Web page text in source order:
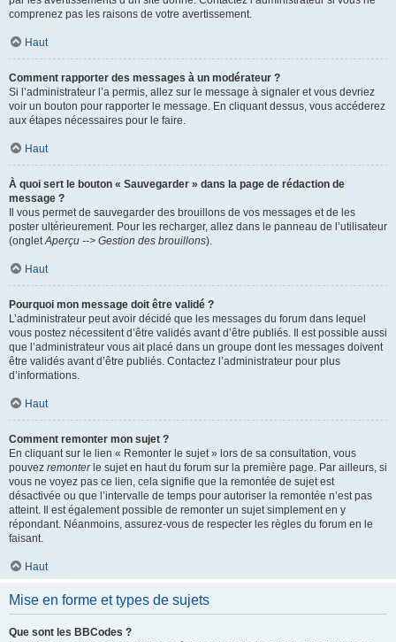
comprenez pas les raisons de votre avertissement.
Haut
Comment rapporter des messages à un modérateur ?
Si l’administrateur l’a permis, allez sur le message à signaler et vous devriez
voir un bouton pour rapporter le message. En cliquant dessus, vous accéderez
aux étapes nécessaires pour le faire.
Haut
À quoi sert le bouton « Sauvegarder » dans la page de rédaction de
message ?
Il vous permet de sauvegarder des brouillons de vos messages et de les
poster ultérieurement. Pour les recharger, allez dans le panneau de l’utilisateur
(ongletAperçu --> Gestion des brouillons).
Haut
Pourquoi mon message doit être validé ?
L’administrateur peut avoir décidé que les messages du forum dans lequel
vous postez nécessitent d’être validés avant d’être publiés. Il est possible aussi
que l’administrateur vous ait placé dans un groupe dont les messages doivent
être validés avant d’être publiés. Contactez l’administrateur pour plus
d’informations.
Haut
Comment remonter mon sujet ?
En cliquant sur le lien « Remonter le sujet » lors de sa consultation, vous
pouvez remonterle sujet en haut du forum sur la première page. Par ailleurs, si
vous ne voyez pas ce lien, cela signifie que la remontée de sujet est
désactivée ou que l’intervalle de temps pour autoriser la remontée n’est pas
atteint. Il est également possible de remonter un sujet simplement en y
répondant. Néanmoins, assurez-vous de respecter les règles du forum en le
faisant.
Haut
Mise en forme et types de sujets
Que sont les BBCodes ?